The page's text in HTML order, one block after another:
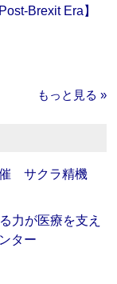
Brexit Era】
もっと見る »
催 サクラ精機
力が医療を支え
ター